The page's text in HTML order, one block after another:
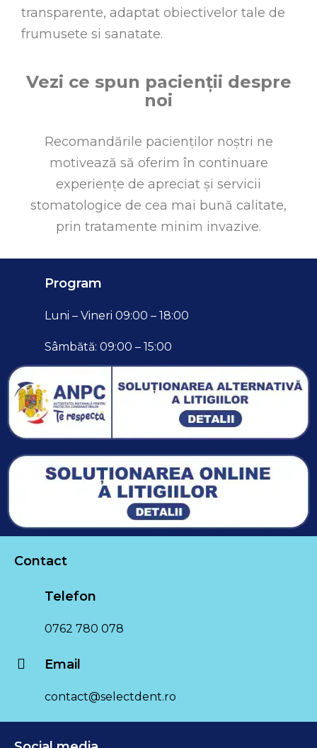
transparente, adaptat obiectivelor tale de
frumusete si sanatate.
Vezi ce spun pacienții despre
noi
Recomandările pacienților noștri ne
motivează să oferim în continuare
experiențe de apreciat și servicii
stomatologice de cea mai bună calitate,
prin tratamente minim invazive.
Program
Luni – Vineri 09:00 – 18:00
Sâmbătă: 09:00 – 15:00
Contact
Telefon
0762 780 078
Email
contact@selectdent.ro